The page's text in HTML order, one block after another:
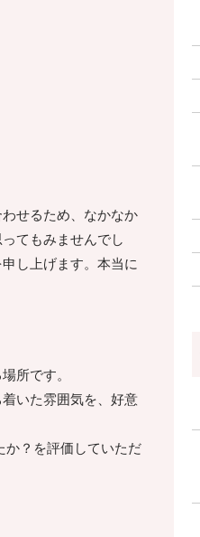
せるため、なかなか
てもみませんでし
し上げます。本当に
所です。
いた雰囲気を、好意
か？を評価していただ